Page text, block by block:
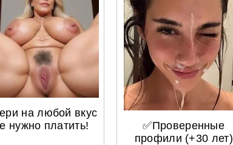
на любой вкус
нужно платить!
✅Проверенные
профили (+30 лет)